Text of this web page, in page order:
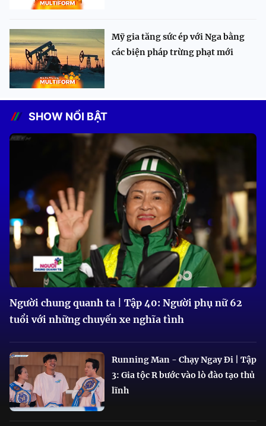
Mỹ gia tăng sức ép với Nga bằng
các biện pháp trừng phạt mới
SHOW NỔI BẬT
Người chung quanh ta | Tập 40: Người phụ nữ 62
tuổi với những chuyến xe nghĩa tình
Running Man - Chạy Ngay Đi | Tập
3: Gia tộc R bước vào lò đào tạo thủ
lĩnh